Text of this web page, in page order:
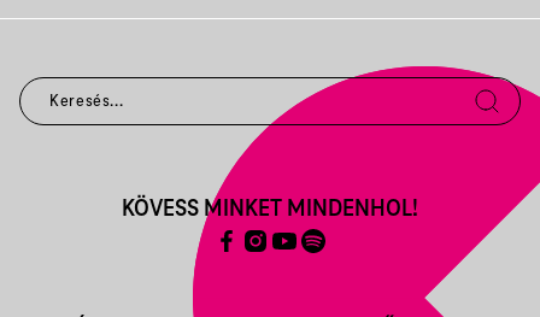
KÖVESS MINKET MINDENHOL!